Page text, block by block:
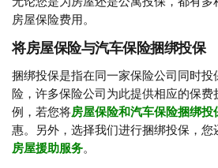
房屋保险费用。
将房屋保险与汽车保险捆绑投保
捆绑投保是指在同一家保险公司同时投
险，许多保险公司为此提供相应的保费
例，若您将房屋保险和汽车保险捆绑投
惠。另外，选择我们进行捆绑投保，您
房屋援助服务。